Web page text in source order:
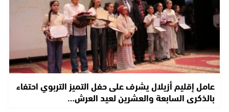
عامل إقليم أزيلال يشرف على حفل التميز التربوي احتفاء
بالذكرى السابعة والعشرين لعيد العرش…